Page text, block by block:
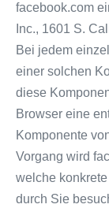
facebook.com
Inc., 1601 S.
Bei jedem
einer solchen
diese
Browser eine
Komponente
Vorgang wird
welche
durch Sie